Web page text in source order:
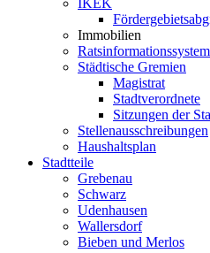
IKEK
Immobilien
Ratsinformationssystem
Städtische Gremien
Magistrat
Stadtverordnete
Sitzungen der
Stellenausschreibungen
Haushaltsplan
Stadtteile
Grebenau
Schwarz
Udenhausen
Wallersdorf
Bieben und Merlos